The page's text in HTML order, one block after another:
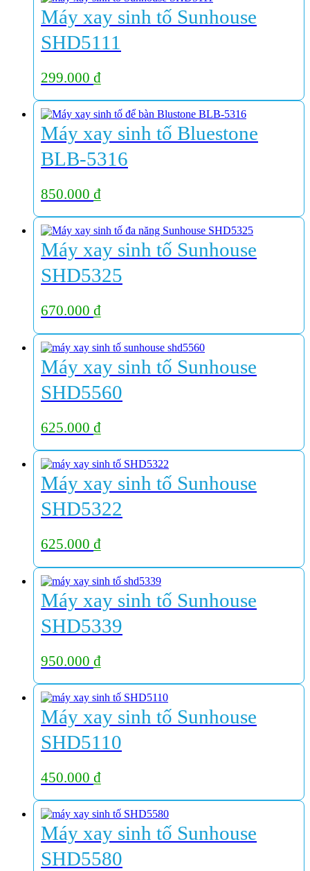
Máy xay sinh tố Sunhouse
SHD5111
299.000 ₫
Máy xay sinh tố Bluestone
BLB-5316
850.000 ₫
Máy xay sinh tố Sunhouse
SHD5325
670.000 ₫
Máy xay sinh tố Sunhouse
SHD5560
625.000 ₫
Máy xay sinh tố Sunhouse
SHD5322
625.000 ₫
Máy xay sinh tố Sunhouse
SHD5339
950.000 ₫
Máy xay sinh tố Sunhouse
SHD5110
450.000 ₫
Máy xay sinh tố Sunhouse
SHD5580